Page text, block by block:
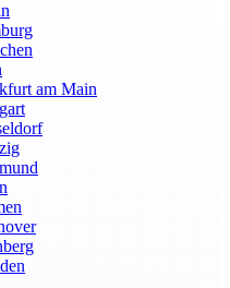
am Main